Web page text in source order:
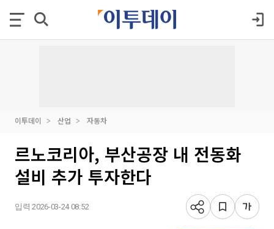
이투데이 산업 자동차
르노코리아, 부산공장 내 전동화
설비 추가 투자한다
입력 2026-03-24 08:52